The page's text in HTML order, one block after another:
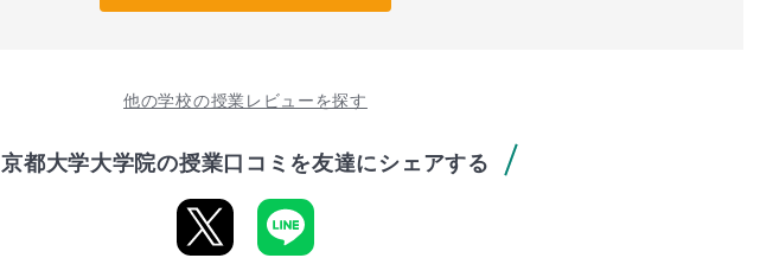
他の学校の授業レビューを探す
京都大学大学院の授業口コミを友達にシェアする